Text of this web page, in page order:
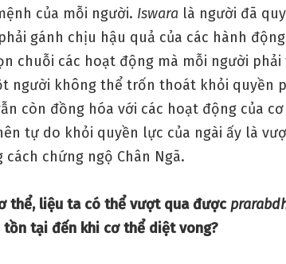
của mỗi người. Iswara là người đã
gánh chịu hậu quả của các hành
chuỗi các hoạt động mà mỗi người phải
người không thể trốn thoát khỏi quyền
còn đồng hóa với các hoạt động của
tự do khỏi quyền lực của ngài ấy là
chứng ngộ Chân Ngã.
thể, liệu ta có thể vượt qua được
tại đến khi cơ thể diệt vong?